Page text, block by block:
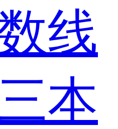
线
本